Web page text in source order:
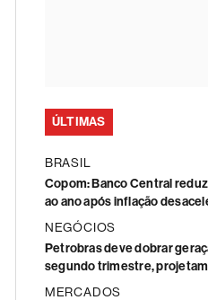
ÚLTIMAS
BRASIL
Copom: Banco Central reduz
ao ano após inflação
NEGÓCIOS
Petrobras deve dobrar
segundo trimestre,
MERCADOS